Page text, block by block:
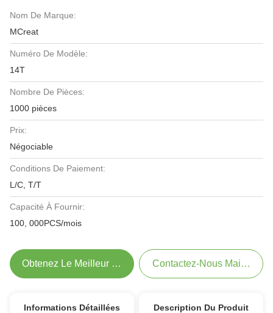
Nom De Marque:
MCreat
Numéro De Modèle:
14T
Nombre De Pièces:
1000 pièces
Prix:
Négociable
Conditions De Paiement:
L/C, T/T
Capacité À Fournir:
100, 000PCS/mois
Obtenez Le Meilleur Prix Contactez-Nous Maintenant
Informations Détaillées Description Du Produit